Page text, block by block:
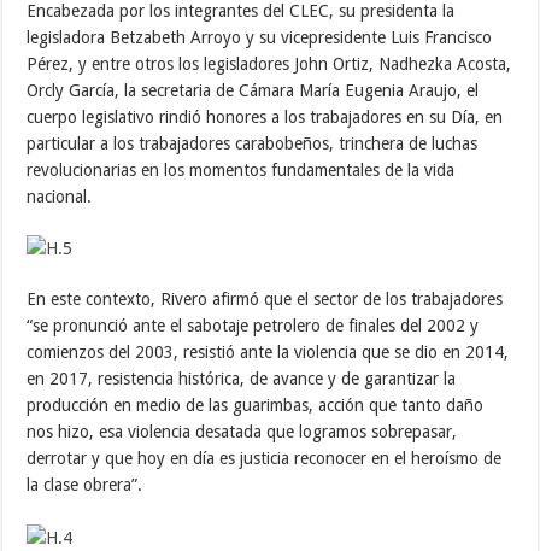
Encabezada por los integrantes del CLEC, su presidenta la
legisladora Betzabeth Arroyo y su vicepresidente Luis Francisco
Pérez, y entre otros los legisladores John Ortiz, Nadhezka Acosta,
Orcly García, la secretaria de Cámara María Eugenia Araujo, el
cuerpo legislativo rindió honores a los trabajadores en su Día, en
particular a los trabajadores carabobeños, trinchera de luchas
revolucionarias en los momentos fundamentales de la vida
nacional.
En este contexto, Rivero afirmó que el sector de los trabajadores
“se pronunció ante el sabotaje petrolero de finales del 2002 y
comienzos del 2003, resistió ante la violencia que se dio en 2014,
en 2017, resistencia histórica, de avance y de garantizar la
producción en medio de las guarimbas, acción que tanto daño
nos hizo, esa violencia desatada que logramos sobrepasar,
derrotar y que hoy en día es justicia reconocer en el heroísmo de
la clase obrera”.